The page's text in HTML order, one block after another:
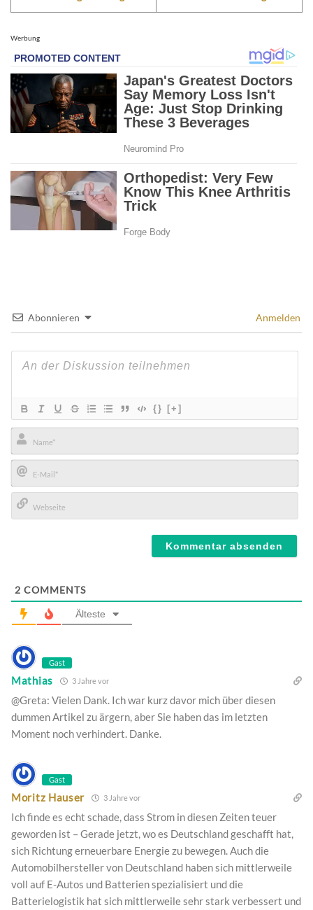
Werbung
Abonnieren Anmelden
{} [+]
Name*
E-
Mail*
2 COMMENTS
Älteste
Gast
Mathias 3 Jahre vor
@Greta: Vielen Dank. Ich war kurz davor mich über diesen
dummen Artikel zu ärgern, aber Sie haben das im letzten
Moment noch verhindert. Danke.
Gast
Moritz Hauser 3 Jahre vor
Ich finde es echt schade, dass Strom in diesen Zeiten teuer
geworden ist – Gerade jetzt, wo es Deutschland geschafft hat,
sich Richtung erneuerbare Energie zu bewegen. Auch die
Automobilhersteller von Deutschland haben sich mittlerweile
voll auf E-Autos und Batterien spezialisiert und die
Batterielogistik hat sich mittlerweile sehr stark verbessert und